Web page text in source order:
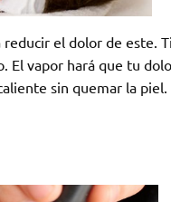
el dolor de este.
El vapor hará que tu
sin quemar la piel.